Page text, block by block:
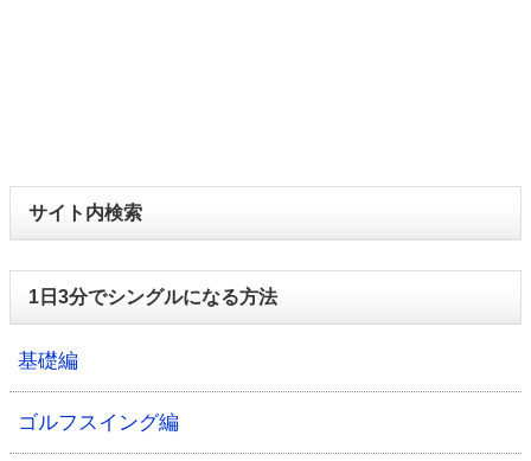
サイト内検索
1日3分でシングルになる方法
基礎編
ゴルフスイング編